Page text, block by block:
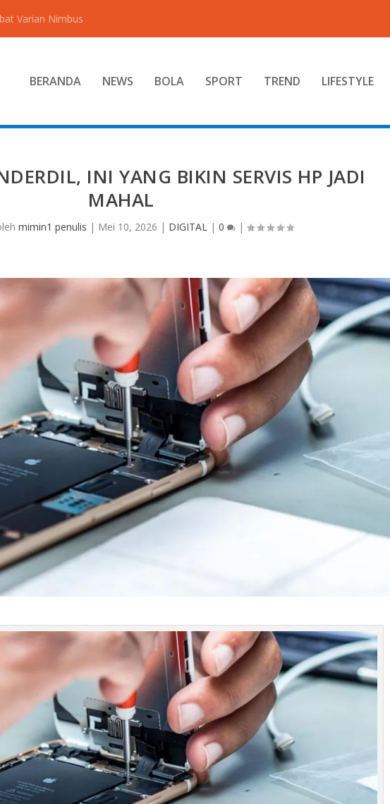
Varian Nimbus
BERANDA NEWS BOLA SPORT TREND LIFESTYLE
INI YANG BIKIN SERVIS HP JADI
MAHAL
mimin1 penulis | Mei 10, 2026 | DIGITAL| 0 |